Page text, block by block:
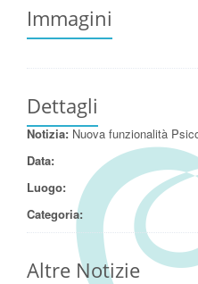
Immagini
Dettagli
Notizia: Nuova funzionalità
Data:
Luogo:
Categoria:
Altre Notizie